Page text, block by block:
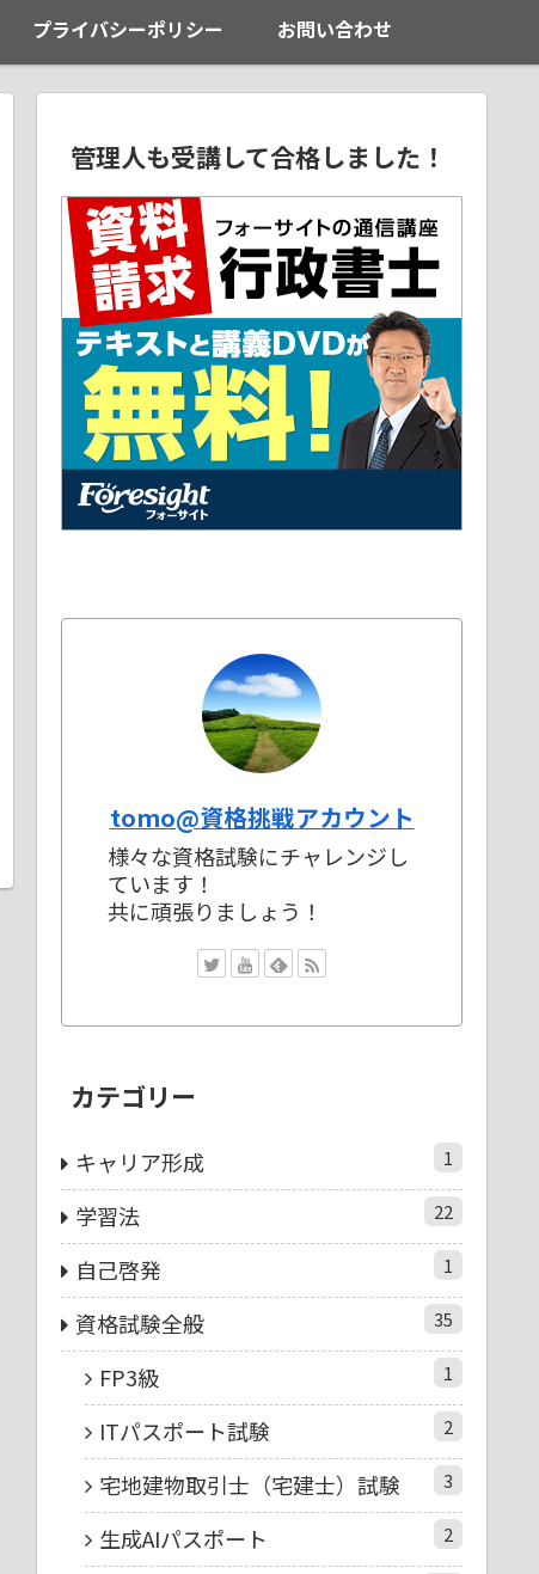
プライバシーポリシー お問い合わせ
管理人も受講して合格しました！
tomo@資格挑戦アカウント
様々な資格試験にチャレンジし
ています！
共に頑張りましょう！
カテゴリー
キャリア形成 1
学習法 22
自己啓発 1
資格試験全般 35
FP3級 1
ITパスポート試験 2
宅地建物取引士（宅建士）試験 3
生成AIパスポート 2